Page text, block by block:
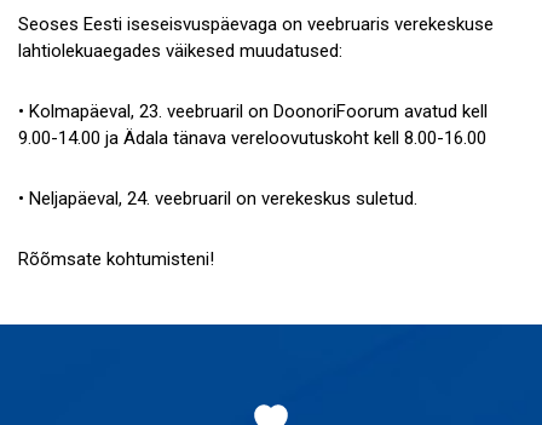
Galerii
Tule tööle!
Seoses Eesti iseseisvuspäevaga on veebruaris verekeskuse
lahtiolekuaegades väikesed muudatused:
• Kolmapäeval, 23. veebruaril on DoonoriFoorum avatud kell
9.00-14.00 ja Ädala tänava vereloovutuskoht kell 8.00-16.00
• Neljapäeval, 24. veebruaril on verekeskus suletud.
Rõõmsate kohtumisteni!